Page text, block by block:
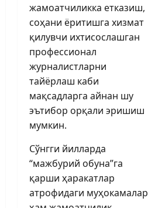
жамоатчиликка етказиш,
соҳани ёритишга хизмат
қилувчи ихтисослашган
профессионал
журналистларни
тайёрлаш каби
мақсадларга айнан шу
эътибор орқали эришиш
мумкин.
Сўнгги йилларда
“мажбурий обуна”га
қарши ҳаракатлар
атрофидаги муҳокамалар